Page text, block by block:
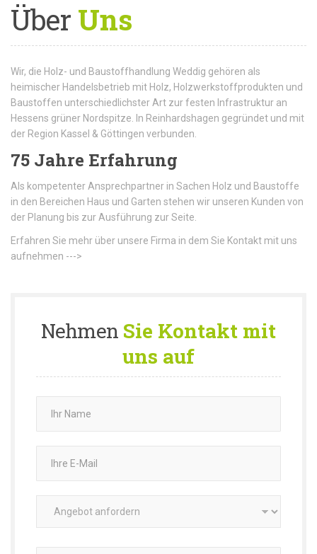
ÜberUns
Wir, die Holz- und Baustoffhandlung Weddig gehören als
heimischer Handelsbetrieb mit Holz, Holzwerkstoffprodukten und
Baustoffen unterschiedlichster Art zur festen Infrastruktur an
Hessens grüner Nordspitze. In Reinhardshagen gegründet und mit
der Region Kassel & Göttingen verbunden.
75 Jahre Erfahrung
Als kompetenter Ansprechpartner in Sachen Holz und Baustoffe
in den Bereichen Haus und Garten stehen wir unseren Kunden von
der Planung bis zur Ausführung zur Seite.
Erfahren Sie mehr über unsere Firma in dem Sie Kontakt mit uns
aufnehmen --->
Nehmen Sie Kontakt mit
uns auf